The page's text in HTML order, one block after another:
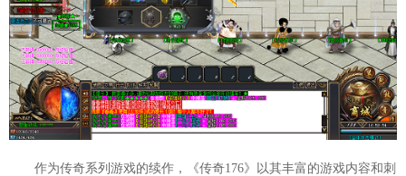
作为传奇系列游戏的续作，《传奇176》以其丰富的游戏内容和刺